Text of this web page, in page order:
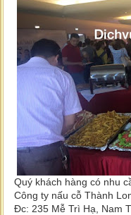
Quý khách hàng có nhu
Công ty nấu cỗ Thành
Đc: 235 Mễ Trì Hạ, Nam